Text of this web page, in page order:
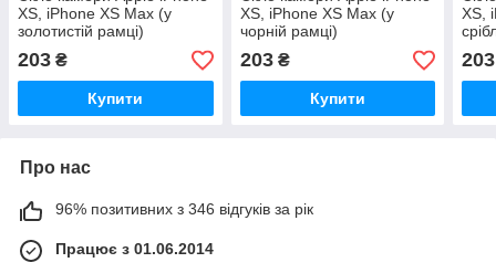
XS, iPhone XS Max (у
золотистій рамці)
203 ₴
Купити
XS, iPhone XS Max (у
чорній рамці)
203₴
Купити
XS,
203
Про нас
96% позитивних з 346 відгуків за рік
Працює з 01.06.2014